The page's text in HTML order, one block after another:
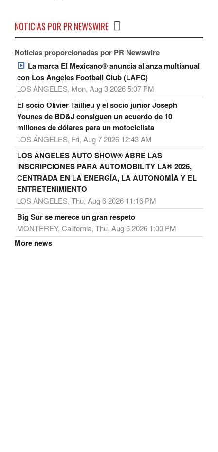
NOTICIAS POR PR NEWSWIRE
Noticias proporcionadas por PR Newswire
La marca El Mexicano® anuncia alianza multianual
con Los Angeles Football Club (LAFC)
LOS ÁNGELES, Mon, Aug 3 2026 5:07 PM
El socio Olivier Taillieu y el socio junior Joseph
Younes de BD&J consiguen un acuerdo de 10
millones de dólares para un motociclista
LOS ÁNGELES, Fri, Aug 7 2026 12:43 AM
LOS ANGELES AUTO SHOW® ABRE LAS
INSCRIPCIONES PARA AUTOMOBILITY LA® 2026,
CENTRADA EN LA ENERGÍA, LA AUTONOMÍA Y EL
ENTRETENIMIENTO
LOS ÁNGELES, Thu, Aug 6 2026 11:16 PM
Big Sur se merece un gran respeto
MONTEREY, California, Thu, Aug 6 2026 1:00 PM
More news